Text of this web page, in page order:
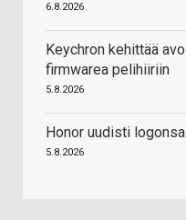
6.8.2026
Keychron kehittää
firmwarea pelihiiriin
5.8.2026
Honor uudisti logonsa
5.8.2026